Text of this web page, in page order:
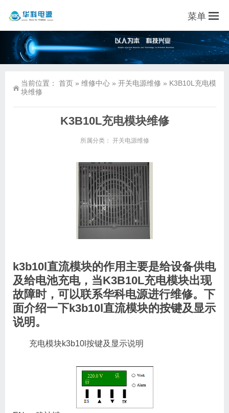
菜单
当前位置： 首页 » 维修中心 » 开关电源维修 » K3B10L充电模
块维修
K3B10L充电模块维修
所属分类： 开关电源维修
k3b10l直流模块的作用主要是给设备供电
及给电池充电，当K3B10L充电模块出现
故障时，可以联系华科电源进行维修。下
面介绍一下k3b10l直流模块的按键及显示
说明。
充电模块k3b10l按键及显示说明